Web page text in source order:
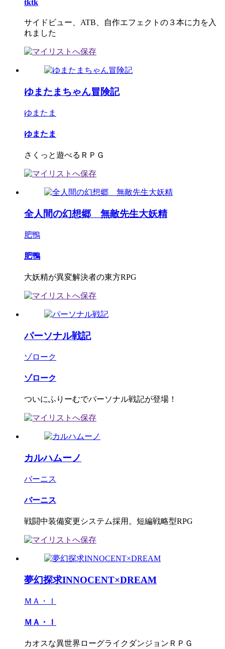
tktk
サイドビュー、ATB、自作エフェクトの３本に力を入
れました
ゆまたまちゃん冒険記
ゆまたま
ゆまたま
さくっと遊べるＲＰＧ
全人間の幻想郷 無敵先生大妖精
肥鴨
肥鴨
大妖精が異変解決者の東方RPG
パーソナル戦記
ゾローク
ゾローク
ついにふりーむでパーソナル戦記が登場！
カルハムーノ
バーニス
バーニス
戦闘中装備変更システム採用。短編戦略型RPG
夢幻探求INNOCENT×DREAM
ＭＡ・Ｉ
ＭＡ・Ｉ
カオスな異世界ローグライクダンジョンＲＰＧ